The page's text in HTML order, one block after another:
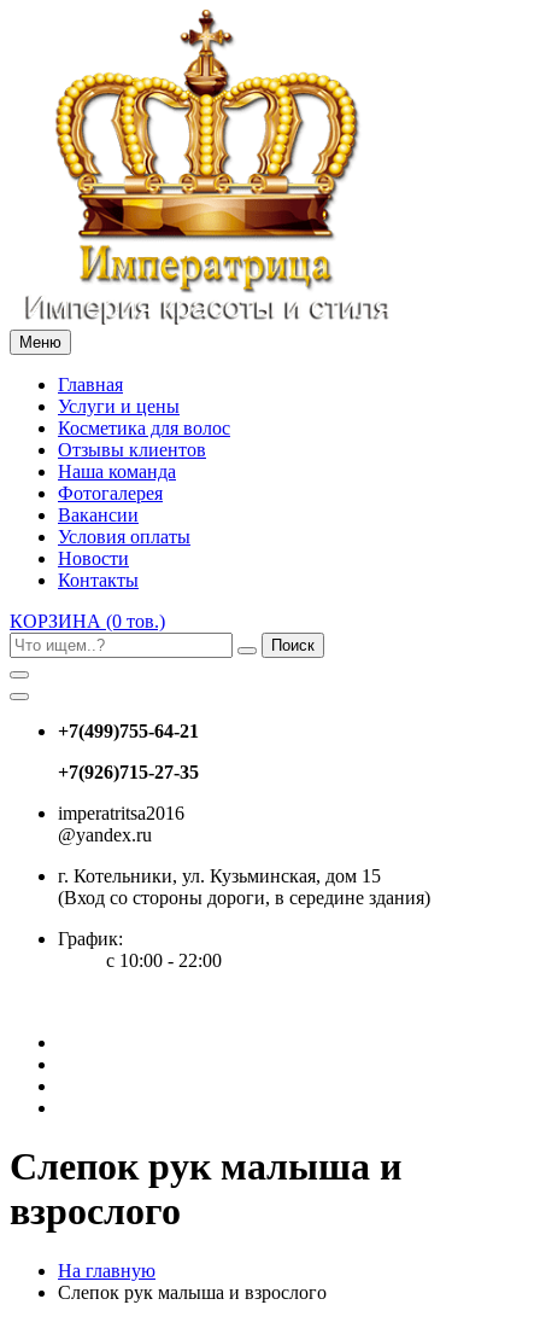
Меню
Главная
Услуги и цены
Косметика для волос
Отзывы клиентов
Наша команда
Фотогалерея
Вакансии
Условия оплаты
Новости
Контакты
КОРЗИНА (0 тов.)
Поиск
+7(499)755-64-21
+7(926)715-27-35
imperatritsa2016
@yandex.ru
г. Котельники, ул. Кузьминская, дом 15
(Вход со стороны дороги, в середине здания)
График:
с 10:00 - 22:00
Слепок рук малыша и
взрослого
На главную
Слепок рук малыша и взрослого